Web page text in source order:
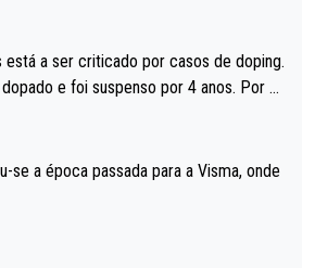
está a ser criticado por casos de doping.
e foi suspenso por 4 anos. Por q
se a época passada para a Visma, onde